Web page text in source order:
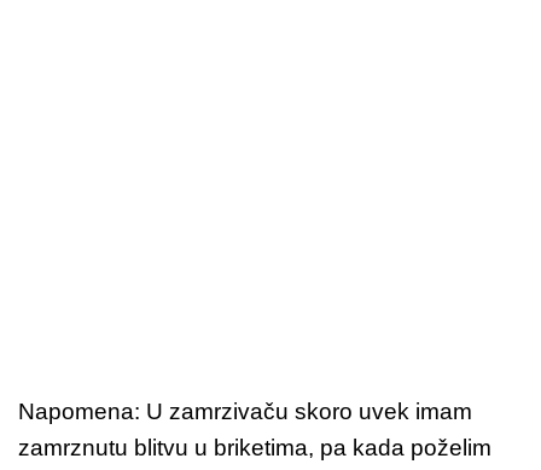
Napomena: U zamrzivaču skoro uvek imam
zamrznutu blitvu u briketima, pa kada poželim